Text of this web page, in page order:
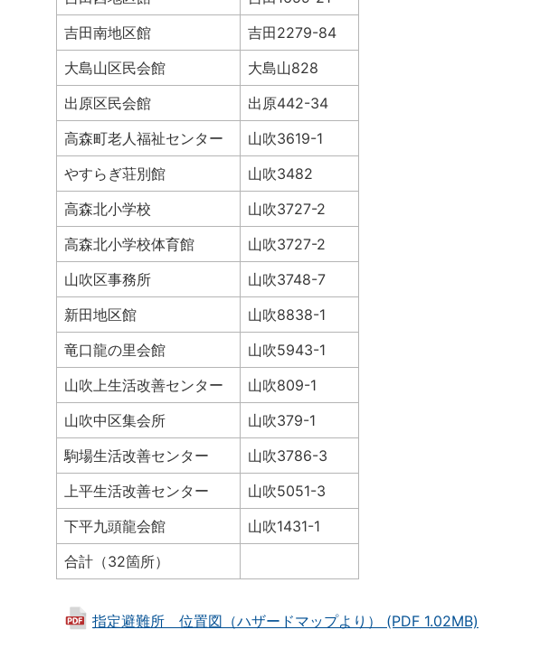
吉田南地区館
吉田2279-84
大島山区民会館
大島山828
出原区民会館
出原442-34
高森町老人福祉センター
山吹3619-1
やすらぎ荘別館
山吹3482
高森北小学校
山吹3727-2
高森北小学校体育館
山吹3727-2
山吹区事務所
山吹3748-7
新田地区館
山吹8838-1
竜口龍の里会館
山吹5943-1
山吹上生活改善センター
山吹809-1
山吹中区集会所
山吹379-1
駒場生活改善センター
山吹3786-3
上平生活改善センター
山吹5051-3
下平九頭龍会館
山吹1431-1
合計（32箇所）
指定避難所 位置図（ハザードマップより） (PDF 1.02MB)